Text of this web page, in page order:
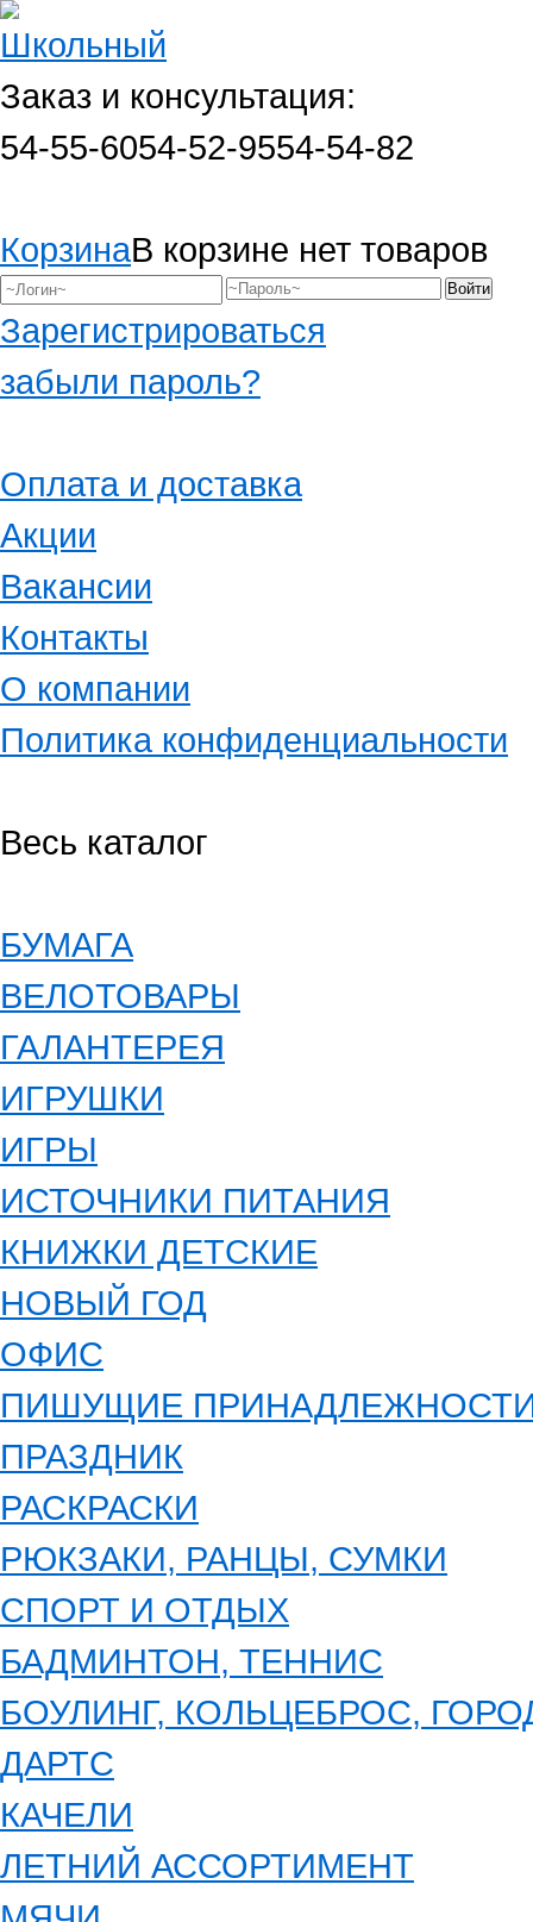
Заказ и консультация:
54-55-6054-52-9554-54-82
КорзинаВ корзине нет товаров
Зарегистрироваться
забыли пароль?
Оплата и доставка
Акции
Вакансии
Контакты
О компании
Политика конфиденциальности
Весь каталог
БУМАГА
ВЕЛОТОВАРЫ
ГАЛАНТЕРЕЯ
ИГРУШКИ
ИГРЫ
ИСТОЧНИКИ ПИТАНИЯ
КНИЖКИ ДЕТСКИЕ
НОВЫЙ ГОД
ОФИС
ПИШУЩИЕ
ПРАЗДНИК
РАСКРАСКИ
РЮКЗАКИ, РАНЦЫ, СУМКИ
СПОРТ И ОТДЫХ
БАДМИНТОН, ТЕННИС
БОУЛИНГ, КОЛЬЦЕБРОС,
ДАРТС
КАЧЕЛИ
ЛЕТНИЙ АССОРТИМЕНТ